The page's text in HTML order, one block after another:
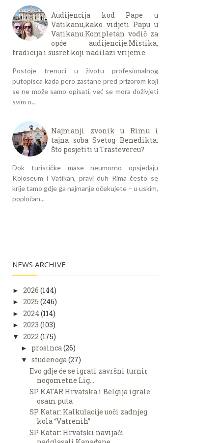
Audijencija kod Pape u
Vatikanu,kako vidjeti Papu u
Vatikanu.Kompletan vodič za
opće audijencije.Mistika,
tradicija i susret koji nadilazi vrijeme
Postoje trenuci u životu profesionalnog
putopisca kada pero zastane pred prizorom koji
se ne može samo opisati, već se mora doživjeti
svim o...
Najmanji zvonik u Rimu i
tajna soba Svetog Benedikta:
Što posjetiti u Trastevereu?
Dok turističke mase neumorno opsjedaju
Koloseum i Vatikan, pravi duh Rima često se
krije tamo gdje ga najmanje očekujete – u uskim,
popločan...
NEWS ARCHIVE
► 2026 (144)
► 2025 (246)
► 2024 (114)
► 2023 (103)
▼ 2022 (175)
► prosinca(26)
▼ studenoga(27)
Evo gdje će se igrati završni turnir
nogometne Lig...
SP KATAR Hrvatska i Belgija igrale
osam puta
SP Katar: Kalkulacije uoči zadnjeg
kola “Vatrenih”
SP Katar: Hrvatski navijači